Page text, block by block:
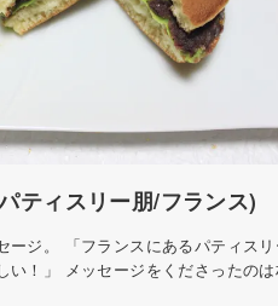
ティスリー朋/フランス)
ージ。 「フランスにあるパティス
い！」 メッセージをくださったの